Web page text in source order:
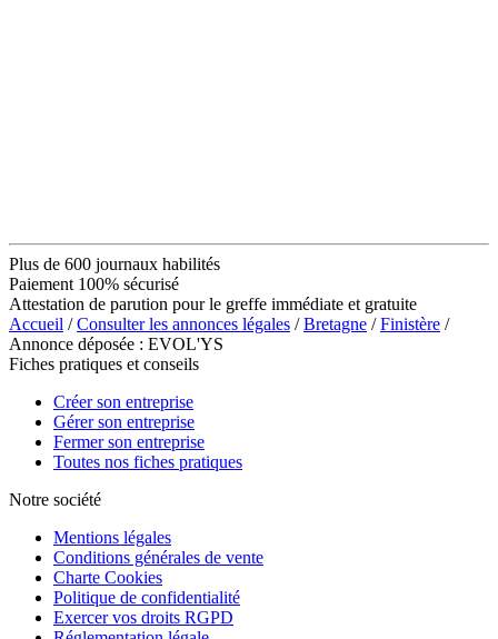
Plus de 600 journaux habilités
Paiement 100% sécurisé
Attestation de parution pour le greffe immédiate et gratuite
Accueil /Consulter les annonces légales /Bretagne /Finistère /
Annonce déposée : EVOL'YS
Fiches pratiques et conseils
Créer son entreprise
Gérer son entreprise
Fermer son entreprise
Toutes nos fiches pratiques
Notre société
Mentions légales
Conditions générales de vente
Charte Cookies
Politique de confidentialité
Exercer vos droits RGPD